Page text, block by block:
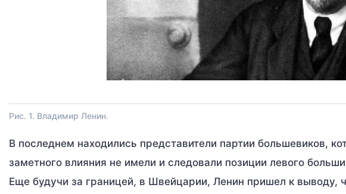
Рис. 1. Владимир Ленин.
В последнем находились представители партии большевиков,
заметного влияния не имели и следовали позиции левого
Еще будучи за границей, в Швейцарии, Ленин пришел к выводу,